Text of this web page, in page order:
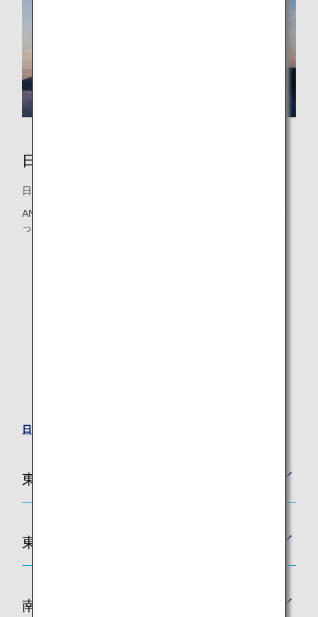
日本
日本中のおすすめの都市について、詳しく紹介しています。
ANAは日本国内で130路線を超える大きなネットワークを持
っています。
日本の旅に役立つ情報を集めました。
東アジア
東南アジア
南アジア